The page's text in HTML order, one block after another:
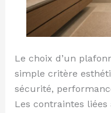
Le choix d’un
simple critère
sécurité,
Les contraintes